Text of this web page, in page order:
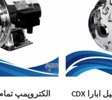
الکتروپمپ تمام استیل ابارا CDX